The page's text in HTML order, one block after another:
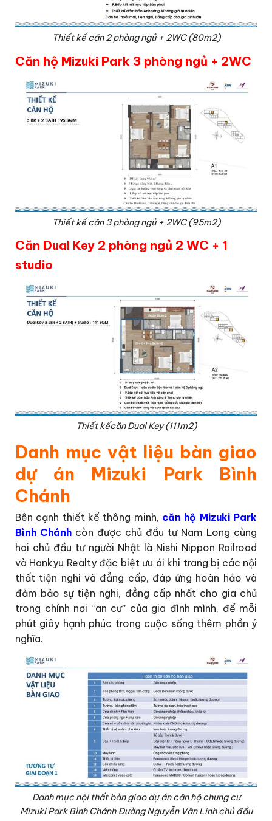
Thiết kế căn 2 phòng ngủ + 2WC (80m2)
Căn hộ Mizuki Park 3 phòng ngủ + 2WC
Thiết kế căn 3 phòng ngủ + 2WC (95m2)
Căn Dual Key 2 phòng ngủ 2 WC + 1
studio
Thiết kếcăn Dual Key (111m2)
Danh mục vật liệu bàn giao
dự án Mizuki Park Bình
Chánh
Bên cạnh thiết kế thông minh, căn hộ Mizuki Park
Bình Chánh còn được chủ đầu tư Nam Long cùng
hai chủ đầu tư người Nhật là Nishi Nippon Railroad
và Hankyu Realty đặc biệt ưu ái khi trang bị các nội
thất tiện nghi và đẳng cấp, đáp ứng hoàn hảo và
đảm bảo sự tiện nghi, đẳng cấp nhất cho gia chủ
trong chính nơi “an cư” của gia đình mình, để mỗi
phút giây hạnh phúc trong cuộc sống thêm phần ý
nghĩa.
Danh mục nội thất bàn giao dự án căn hộ chung cư
Mizuki Park Bình Chánh Đường Nguyễn Văn Linh chủ đầu